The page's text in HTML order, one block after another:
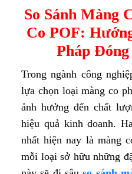
So Sánh Màng
Co POF:
Pháp
Trong ngành công
lựa chọn loại màng co
ảnh hưởng đến chất
hiệu quả kinh doanh.
nhất hiện nay là màng
mỗi loại sở hữu những